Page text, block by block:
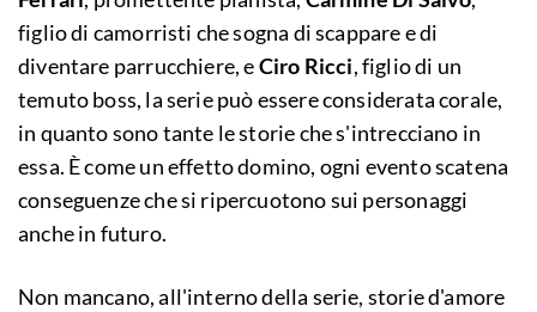
figlio di camorristi che sogna di scappare e di
diventare parrucchiere, eCiro Ricci, figlio di un
temuto boss, la serie può essere considerata corale,
in quanto sono tante le storie che s'intrecciano in
essa. È come un effetto domino, ogni evento scatena
conseguenze che si ripercuotono sui personaggi
anche in futuro.
Non mancano, all'interno della serie, storie d'amore